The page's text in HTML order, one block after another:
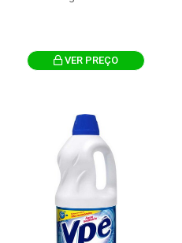
VER PREÇO